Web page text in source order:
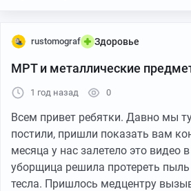
rustomograf Здоровье
МРТ и металлические
1 год назад 0
Всем привет ребятки. Давно мы
постили, пришли показать вам
месяца у нас залетело это видео
уборщица решила протереть
тесла. Пришлось медцентру